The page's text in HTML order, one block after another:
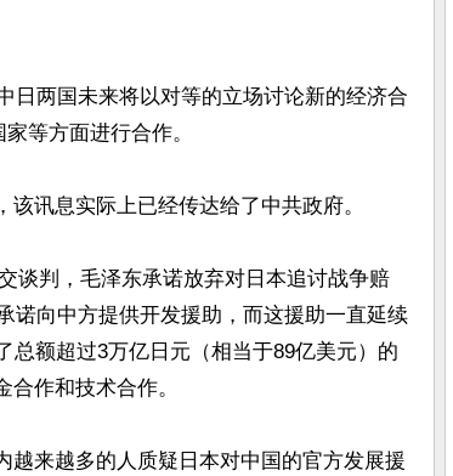
日两国未来将以对等的立场讨论新的经济合
等方面进行合作。
讯息实际上已经传达给了中共政府。
谈判，毛泽东承诺放弃对日本追讨战争赔
诺向中方提供开发援助，而这援助一直延续
总额超过3万亿日元（相当于89亿美元）的
作和技术合作。
来越多的人质疑日本对中国的官方发展援